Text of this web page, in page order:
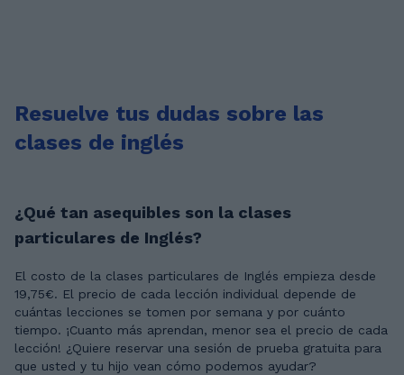
Resuelve tus dudas sobre las
clases de inglés
¿Qué tan asequibles son la clases
particulares de Inglés?
El costo de la clases particulares de Inglés empieza desde
19,75€. El precio de cada lección individual depende de
cuántas lecciones se tomen por semana y por cuánto
tiempo. ¡Cuanto más aprendan, menor sea el precio de cada
lección! ¿Quiere reservar una sesión de prueba gratuita para
que usted y tu hijo vean cómo podemos ayudar?